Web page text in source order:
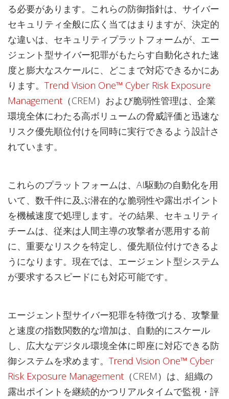
る必要があります。これらの防御指針は、サイバー
セキュリティ全般に広く当てはまりますが、決定的
な違いは、セキュリティプラットフォームが、エー
ジェント型サイバー犯罪がもたらす自動化された速
度と膨大なスケールに、どこまで対応できるかにあ
ります。 Trend Vision One™ Cyber Risk Exposure
Management （CREM）および脆弱性管理は、企業
環境全体にわたる高ボリュームの脅威評価と迅速な
リスク優先順位付けを同時に実行できるよう設計さ
れています。
これらのプラットフォームは、AI駆動の自動化を用
いて、数千件に及ぶ潜在的な脆弱性や露出ポイント
を機械速度で処理します。その結果、セキュリティ
チームは、従来は人間主導の攻撃者が悪用する前
に、重要なリスクを特定し、優先順位付けできるよ
うになります。現在では、エージェント型システム
が要求するスピードにも対応可能です。
エージェント型サイバー犯罪を特徴づける、攻撃量
と速度の指数関数的な増加は、自動的にスケール
し、広大なデジタル環境全体に即座に対応できる防
御システムを求めます。 Trend Vision One™ Cyber
Risk Exposure Management （CREM）は、組織の
露出ポイントを継続的かつリアルタイムで監視・評